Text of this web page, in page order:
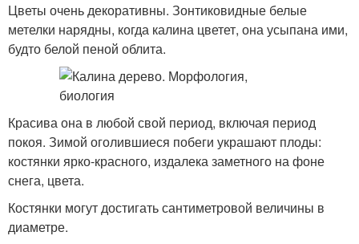
Цветы очень декоративны. Зонтиковидные белые
метелки нарядны, когда калина цветет, она усыпана ими,
будто белой пеной облита.
Красива она в любой свой период, включая период
покоя. Зимой оголившиеся побеги украшают плоды:
костянки ярко-красного, издалека заметного на фоне
снега, цвета.
Костянки могут достигать сантиметровой величины в
диаметре.